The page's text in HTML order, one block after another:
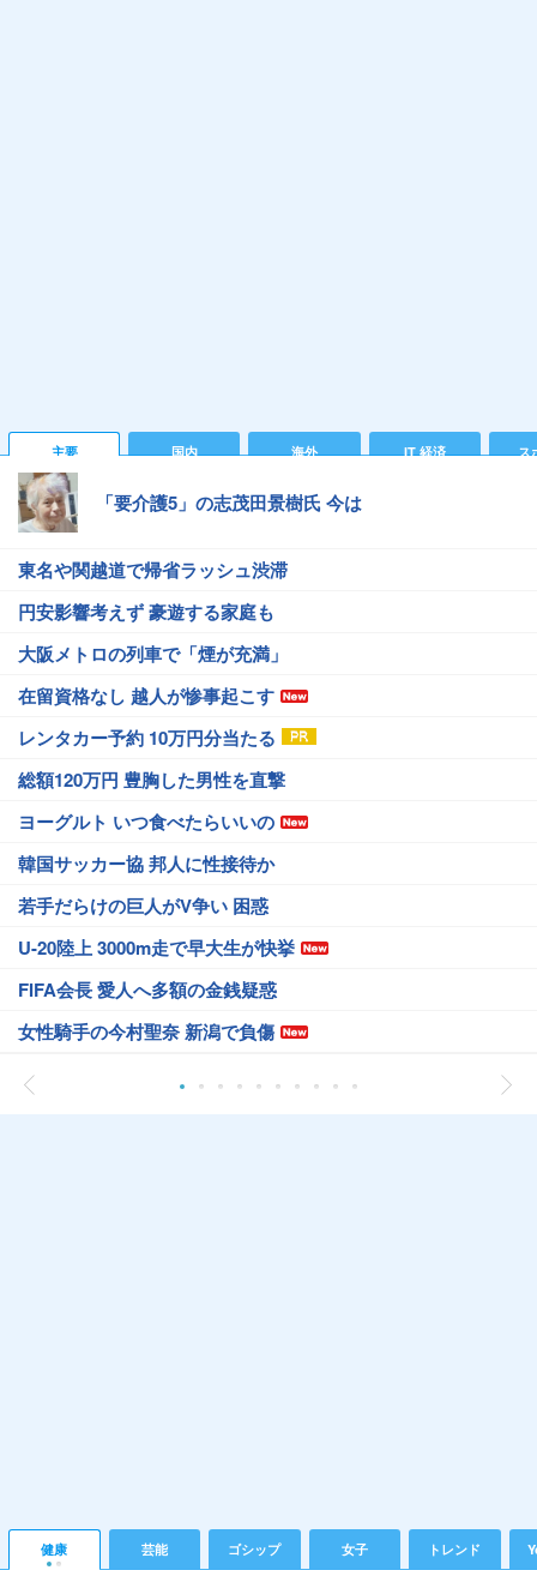
主要 国内 海外 IT 経済 ス
「要介護5」の志茂田景樹氏 今は
東名や関越道で帰省ラッシュ渋滞
円安影響考えず 豪遊する家庭も
大阪メトロの列車で「煙が充満」
在留資格なし 越人が惨事起こす
レンタカー予約 10万円分当たる
総額120万円 豊胸した男性を直撃
ヨーグルト いつ食べたらいいの
韓国サッカー協 邦人に性接待か
若手だらけの巨人がV争い 困惑
U-20陸上 3000m走で早大生が快挙
FIFA会長 愛人へ多額の金銭疑惑
女性騎手の今村聖奈 新潟で負傷
健康 芸能 ゴシップ 女子 トレンド